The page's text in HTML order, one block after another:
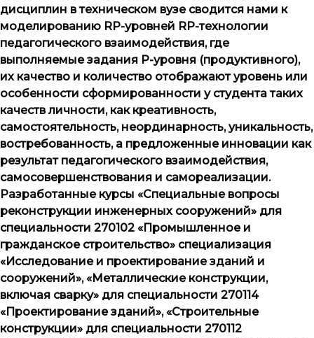
дисциплин в техническом вузе сводится нами к
моделированию RP-уровней RP-технологии
педагогического взаимодействия, где
выполняемые задания Р-уровня (продуктивного),
их качество и количество отображают уровень или
особенности сформированности у студента таких
качеств личности, как креативность,
самостоятельность, неординарность, уникальность,
востребованность, а предложенные инновации как
результат педагогического взаимодействия,
самосовершенствования и самореализации.
Разработанные курсы «Специальные вопросы
реконструкции инженерных сооружений» для
специальности 270102 «Промышленное и
гражданское строительство» специализация
«Исследование и проектирование зданий и
сооружений», «Металлические конструкции,
включая сварку» для специальности 270114
«Проектирование зданий», «Строительные
конструкции» для специальности 270112